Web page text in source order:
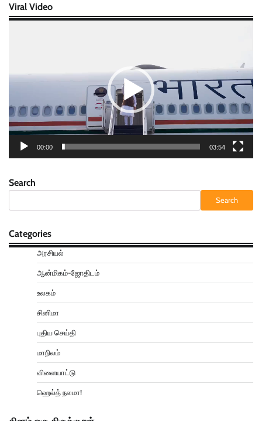
Viral Video
00:00 03:54
Search
Search
Categories
அரசியல்
ஆன்மிகம்-ஜோதிடம்
உலகம்
சினிமா
புதிய செய்தி
மாநிலம்
விளையாட்டு
ஹெல்த் நலமா!